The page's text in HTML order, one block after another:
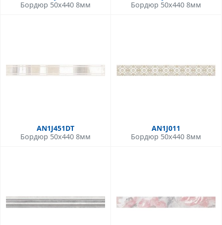
Бордюр 50x440 8мм
Бордюр 50x440 8мм
AN1J451DT
Бордюр 50x440 8мм
AN1J011
Бордюр 50x440 8мм